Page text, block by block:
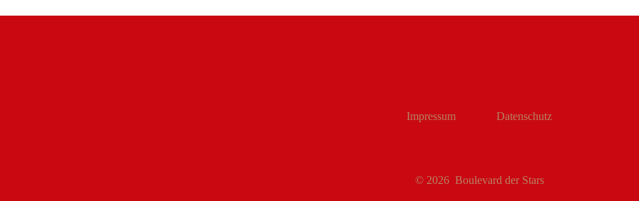
Impressum Datenschutz
© 2026 Boulevard der Stars